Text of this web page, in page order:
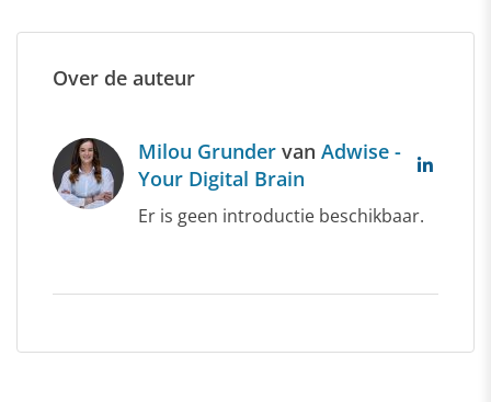
Over de auteur
Milou Grunder van Adwise -
Your Digital Brain
Er is geen introductie beschikbaar.